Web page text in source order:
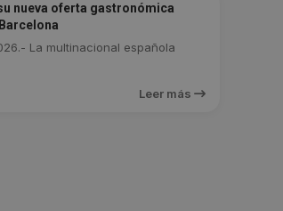
nueva oferta gastronómica
La multinacional española
Leer más